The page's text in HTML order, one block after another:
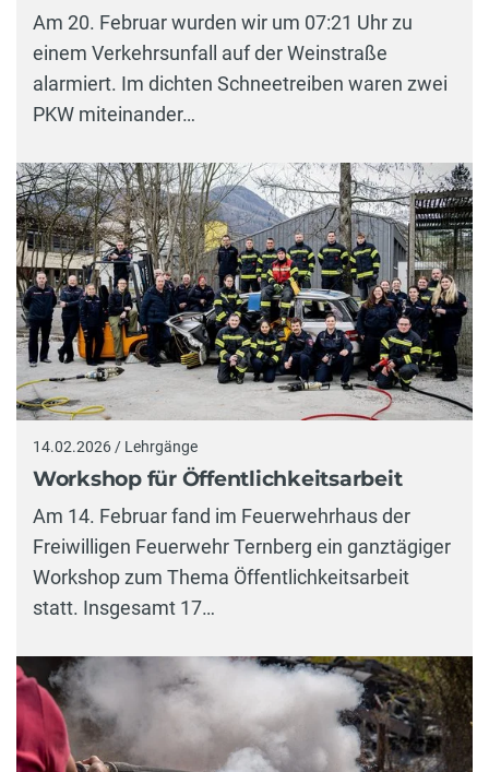
Am 20. Februar wurden wir um 07:21 Uhr zu
einem Verkehrsunfall auf der Weinstraße
alarmiert. Im dichten Schneetreiben waren zwei
PKW miteinander…
14.02.2026 / Lehrgänge
Workshop für Öffentlichkeitsarbeit
Am 14. Februar fand im Feuerwehrhaus der
Freiwilligen Feuerwehr Ternberg ein ganztägiger
Workshop zum Thema Öffentlichkeitsarbeit
statt. Insgesamt 17…